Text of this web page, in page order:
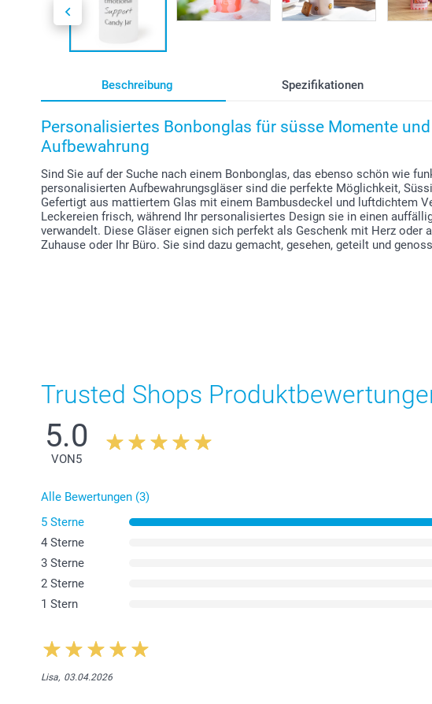
Beschreibung Spezifikationen
Personalisiertes Bonbonglas für süsse Momente
Aufbewahrung
Sind Sie auf der Suche nach einem Bonbonglas, das ebenso schön wie
personalisierten Aufbewahrungsgläser sind die perfekte Möglichkeit,
Gefertigt aus mattiertem Glas mit einem Bambusdeckel und luftdichtem
Leckereien frisch, während Ihr personalisiertes Design sie in einen
verwandelt. Diese Gläser eignen sich perfekt als Geschenk mit Herz oder
Zuhause oder Ihr Büro. Sie sind dazu gemacht, gesehen, geteilt und
Trusted Shops
5.0
VON5
Alle Bewertungen (3)
5 Sterne
4 Sterne
3 Sterne
2 Sterne
1 Stern
Lisa, 03.04.2026